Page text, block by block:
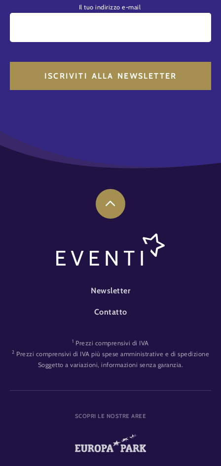
Il tuo indirizzo e-mail
FOOTER-EVENT
Newsletter
Contatto
1 Prezzi comprensivi di IVA
2 Prezzi comprensivi di IVA più spese amministrative e di spedizione
Soggetto a variazioni, informazioni senza garanzia.
SCOPRI LE NOSTRE AREE